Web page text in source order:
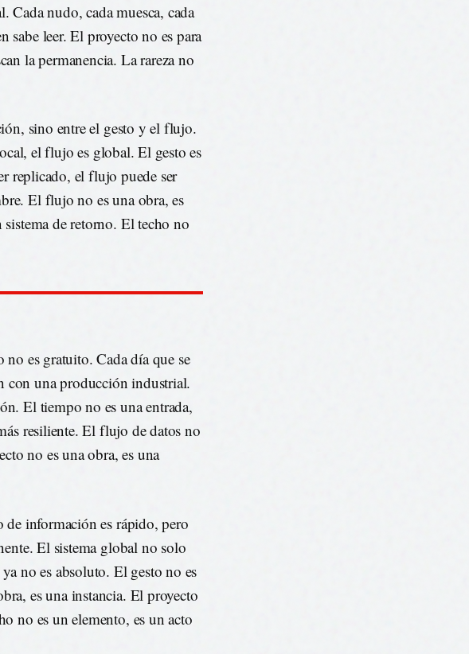
Cada nudo, cada muesca, cada
sabe leer. El proyecto no es para
la permanencia. La rareza no
sino entre el gesto y el flujo.
el flujo es global. El gesto es
replicado, el flujo puede ser
El flujo no es una obra, es
de retorno. El techo no
es gratuito. Cada día que se
con una producción industrial.
El tiempo no es una entrada,
resiliente. El flujo de datos no
no es una obra, es una
información es rápido, pero
El sistema global no solo
no es absoluto. El gesto no es
es una instancia. El proyecto
no es un elemento, es un acto